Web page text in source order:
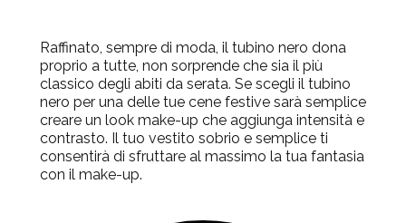
Raffinato, sempre di moda, il tubino nero dona
proprio a tutte, non sorprende che sia il più
classico degli abiti da serata. Se scegli il tubino
nero per una delle tue cene festive sarà semplice
creare un look make-up che aggiunga intensità e
contrasto. Il tuo vestito sobrio e semplice ti
consentirà di sfruttare al massimo la tua fantasia
con il make-up.